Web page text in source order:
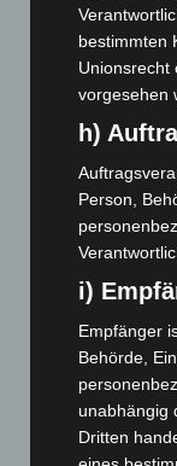
Januar 2026(122)
Dezember 2025
November 2025
Oktober 2025
September 2025
August 2025 (90)
Juli 2025(90)
Mai 2025
(112)
April 2025(88)
März 2025(111)
Februar 2025
Januar 2025
(88)
bestimmten
Unionsrecht
vorgesehen
h)
Person,
i)
Empfänger
Behörde,
unabhängig
Dritten